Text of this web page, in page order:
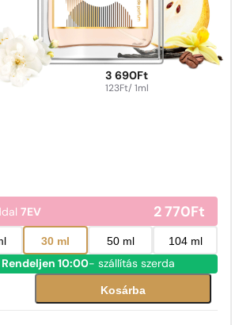
3 690 Ft
123Ft/ 1ml
7EV 2 770Ft
30 ml 50 ml 104 ml
Rendeljen 10:00- szállítás szerda
Kosárba